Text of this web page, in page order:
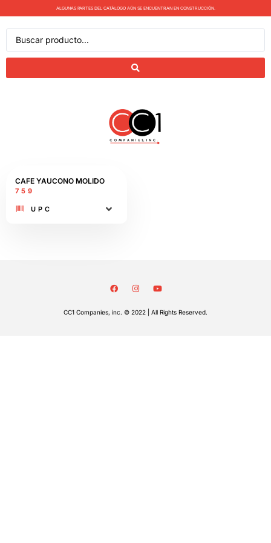
ALGUNAS PARTES DEL CATÁLOGO AÚN SE ENCUENTRAN EN CONSTRUCCIÓN.
CAFE YAUCONO MOLIDO
759
UPC
CC1 Companies, inc. © 2022 | All Rights Reserved.